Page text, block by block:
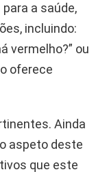
a saúde,
incluindo:
vermelho?” ou
oferece
Ainda
aspeto deste
que este